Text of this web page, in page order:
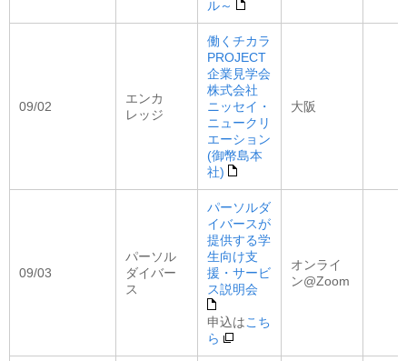
ル～
09/02
エンカ
レッジ
働くチカラ
PROJECT
企業見学会
株式会社
ニッセイ・
ニュークリ
エーション
(御幣島本
社)
大阪
09/03
パーソル
ダイバー
ス
パーソルダ
イバースが
提供する学
生向け支
援・サービ
ス説明会
申込はこち
ら
オンライ
ン@Zoom